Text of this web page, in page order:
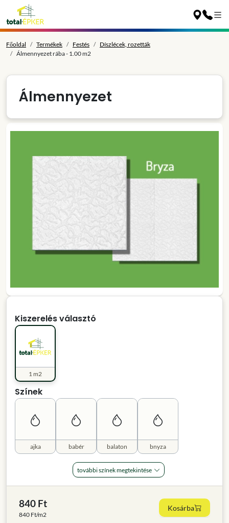
Főoldal Termékek Festés
Díszlécek, rozetták
Álmennyezet rába - 1.00 m2
Álmennyezet
Kiszerelés választó
1 m2
Színek
ajka babér balaton bnyza
további színek megtekintése
840 Ft
840 Ft/m2
Kosárba